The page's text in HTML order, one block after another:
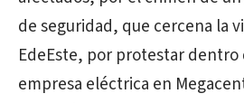
de seguridad, que cercena la
EdeEste, por protestar dentro
empresa eléctrica en